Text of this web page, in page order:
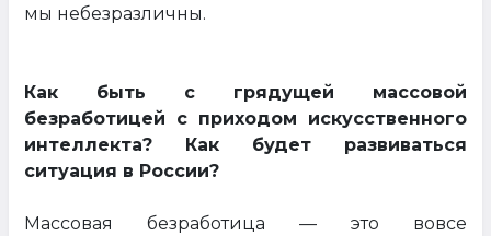
мы небезразличны.
Как быть с грядущей массовой
безработицей с приходом искусственного
интеллекта? Как будет развиваться
ситуация в России?
Массовая безработица — это вовсе